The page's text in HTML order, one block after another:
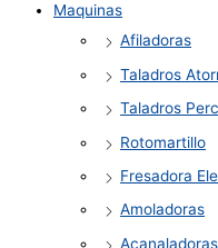
Maquinas
Afiladoras
Taladros
Taladros
Rotomartillo
Fresadora
Amoladoras
Acanaladoras